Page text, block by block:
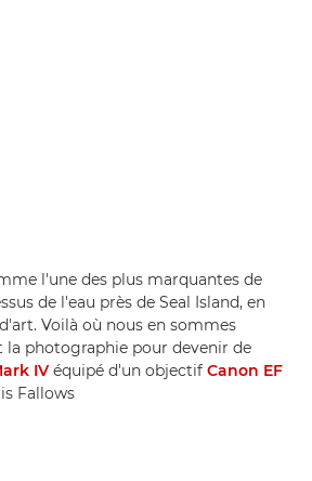
l'une des plus marquantes de
de l'eau près de Seal Island, en
Voilà où nous en sommes
la photographie pour devenir de
IV équipé d'un objectif Canon EF
Fallows